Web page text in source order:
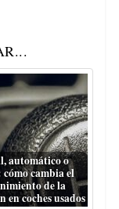
automático o
cambia el
de la
en coches usados